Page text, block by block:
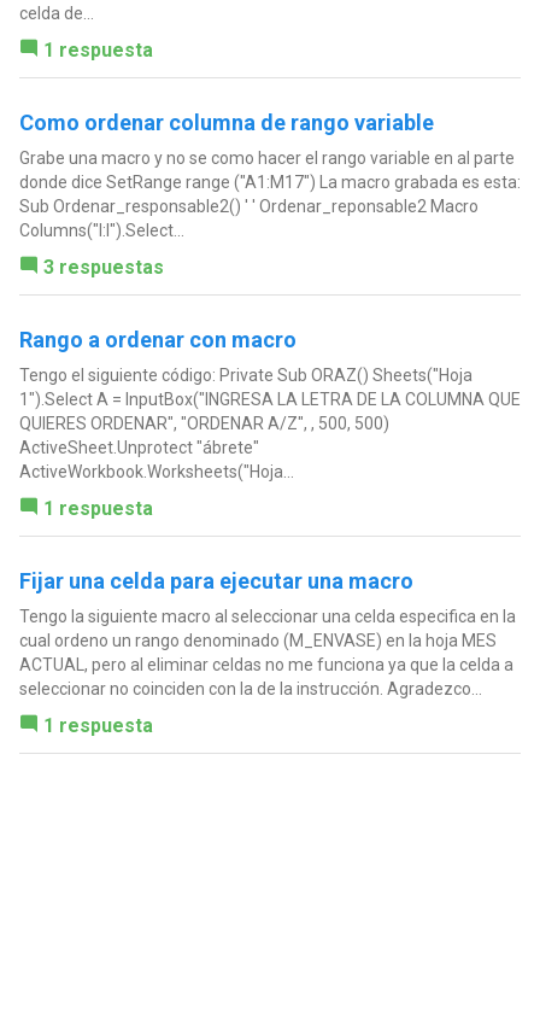
celda de...
1 respuesta
Como ordenar columna de rango variable
Grabe una macro y no se como hacer el rango variable en al parte
donde dice SetRange range ("A1:M17") La macro grabada es esta:
Sub Ordenar_responsable2() ' ' Ordenar_reponsable2 Macro
Columns("I:I").Select...
3 respuestas
Rango a ordenar con macro
Tengo el siguiente código: Private Sub ORAZ() Sheets("Hoja
1").Select A = InputBox("INGRESA LA LETRA DE LA COLUMNA QUE
QUIERES ORDENAR", "ORDENAR A/Z", , 500, 500)
ActiveSheet.Unprotect "ábrete"
ActiveWorkbook.Worksheets("Hoja...
1 respuesta
Fijar una celda para ejecutar una macro
Tengo la siguiente macro al seleccionar una celda especifica en la
cual ordeno un rango denominado (M_ENVASE) en la hoja MES
ACTUAL, pero al eliminar celdas no me funciona ya que la celda a
seleccionar no coinciden con la de la instrucción. Agradezco...
1 respuesta